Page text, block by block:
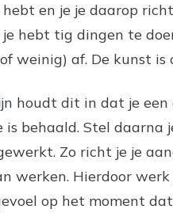
hebt en je je daarop
je hebt tig dingen te
weinig) af. De kunst
houdt dit in dat je
behaald. Stel daarna
Zo richt je je
werken. Hierdoor werk
op het moment